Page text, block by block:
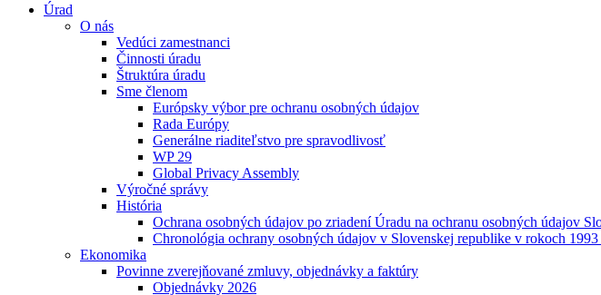
Úrad
O nás
Vedúci zamestnanci
Činnosti úradu
Štruktúra úradu
Sme členom
Európsky výbor pre ochranu osobných údajov
Rada Európy
Generálne riaditeľstvo pre spravodlivosť
WP 29
Global Privacy Assembly
Výročné správy
História
Ochrana osobných údajov po zriadení Úradu na ochranu osobných údajov
Chronológia ochrany osobných údajov v Slovenskej republike v rokoch 1993
Ekonomika
Povinne zverejňované zmluvy, objednávky a faktúry
Objednávky 2026